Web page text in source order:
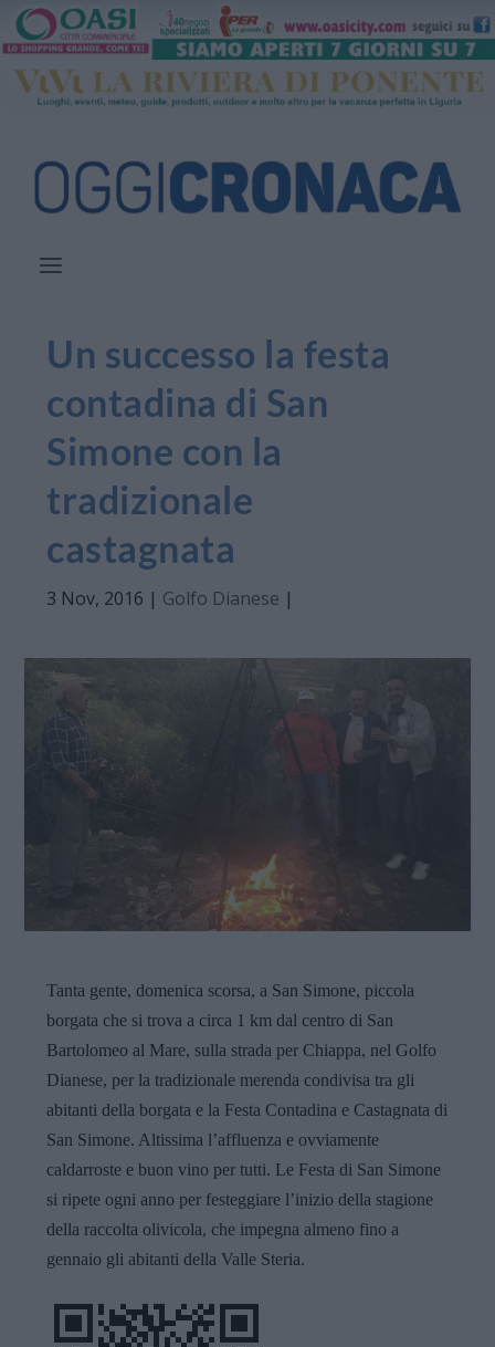
Un successo la festa
contadina di San
Simone con la
tradizionale
castagnata
3 Nov, 2016 | Golfo Dianese |
Tanta gente, domenica scorsa,a San Simone, piccola
borgata che si trova a circa 1 km dal centro di San
Bartolomeo al Mare, sulla strada per Chiappa, nel Golfo
Dianese, per la tradizionale merenda condivisa tra gli
abitanti della borgata e la Festa Contadina e Castagnata di
San Simone. Altissima l’affluenza e ovviamente
caldarroste e buon vino per tutti. Le Festa di San Simone
si ripete ogni anno per festeggiare l’inizio della stagione
della raccolta olivicola, che impegna almeno fino a
gennaio gli abitanti della Valle Steria.